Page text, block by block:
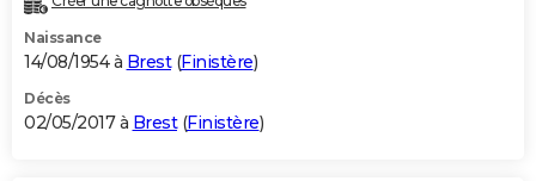
Naissance
14/08/1954 à Brest(Finistère)
Décès
02/05/2017 à Brest(Finistère)